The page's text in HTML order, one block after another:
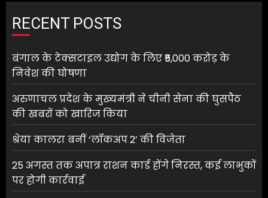
RECENT POSTS
बंगाल के टेक्सटाइल उद्योग के लिए ₹5,000 करोड़ के
निवेश की घोषणा
अरुणाचल प्रदेश के मुख्यमंत्री ने चीनी सेना की घुसपैठ
की खबरों को खारिज किया
श्रेया कालरा बनीं ‘लॉकअप 2’ की विजेता
25 अगस्त तक अपात्र राशन कार्ड होंगे निरस्त, कई लाभुकों
पर होगी कार्रवाई